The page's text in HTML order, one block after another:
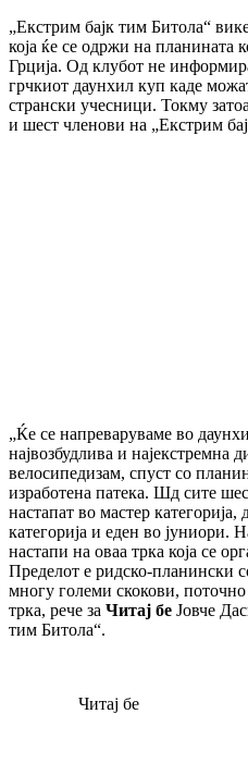
„Екстрим бајк тим Битола“
која ќе се одржи на планината
Грција. Од клубот не
грчкиот даунхил куп каде
странски учесници. Токму
и шест членови на „Екстрим
„Ќе се напреваруваме во
највозбудлива и најекстремна
велосипедизам, спуст со
изработена патека. Шд сите
настапат во мастер
категорија и еден во јуниори.
настапи на оваа трка која се
Пределот е ридско-планински
многу големи скокови,
трка, рече за Читај бе Јовче
тим Битола“.
Читај бе